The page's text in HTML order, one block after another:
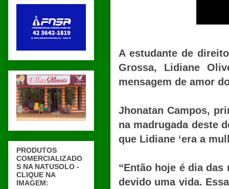
A estudante de
Grossa, Lidiane
mensagem de amor
Jhonatan Campos,
na madrugada deste
que Lidiane ‘era a
“Então hoje é dia
devido uma vida.
PRODUTOS
COMERCIALIZADO
S NA NATUSOLO -
CLIQUE NA
IMAGEM: